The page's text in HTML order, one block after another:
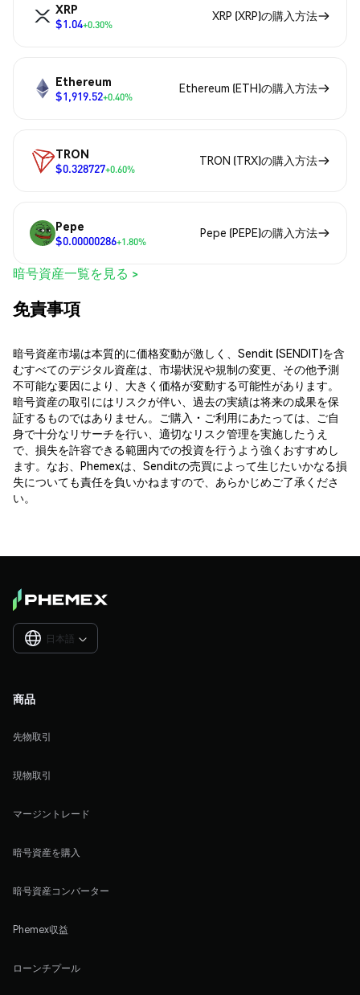
XRP
$1.04+0.30%
XRP (XRP)の購入方法
Ethereum
$1,919.52+0.40%
Ethereum (ETH)の購入方法
TRON
$0.328727+0.60%
TRON (TRX)の購入方法
Pepe
$0.00000286+1.80%
Pepe (PEPE)の購入方法
暗号資産一覧を見る >
免責事項
暗号資産市場は本質的に価格変動が激しく、Sendit (SENDIT)を含
むすべてのデジタル資産は、市場状況や規制の変更、その他予測
不可能な要因により、大きく価格が変動する可能性があります。
暗号資産の取引にはリスクが伴い、過去の実績は将来の成果を保
証するものではありません。ご購入・ご利用にあたっては、ご自
身で十分なリサーチを行い、適切なリスク管理を実施したうえ
で、損失を許容できる範囲内での投資を行うよう強くおすすめし
ます。なお、Phemexは、Senditの売買によって生じたいかなる損
失についても責任を負いかねますので、あらかじめご了承くださ
い。
日本語 
商品
先物取引
現物取引
マージントレード
暗号資産を購入
暗号資産コンバーター
Phemex収益
ローンチプール